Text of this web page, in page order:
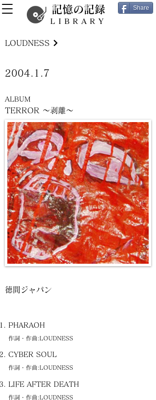
記憶の記録
LIBRARY
Share
TERROR ～剥離～
PHARAOH
作詞・作曲:LOUDNESS
CYBER SOUL
作詞・作曲:LOUDNESS
LIFE AFTER DEATH
作詞・作曲:LOUDNESS
LOUDNESS
2004.1.7
ALBUM
徳間ジャパン